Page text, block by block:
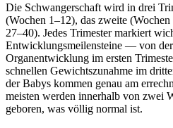
Die Schwangerschaft wird in drei
(Wochen 1–12), das zweite
27–40). Jedes Trimester markiert
Entwicklungsmeilensteine — von
Organentwicklung im ersten
schnellen Gewichtszunahme im
der Babys kommen genau am
meisten werden innerhalb von zwei
geboren, was völlig normal ist.